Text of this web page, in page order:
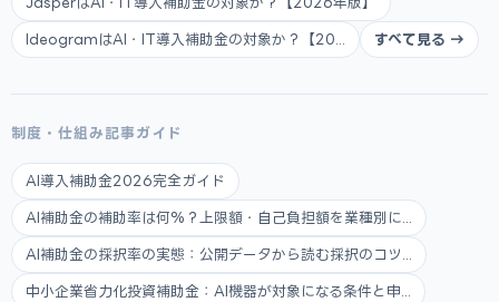
IdeogramはAI・IT導入補助金の対象か？【20... すべて見る →
制度・仕組み記事ガイド
AI導入補助金2026完全ガイド
AI補助金の補助率は何%？上限額・自己負担額を業種別に...
AI補助金の採択率の実態：公開データから読む採択のコツ...
中小企業省力化投資補助金：AI機器が対象になる条件と申...